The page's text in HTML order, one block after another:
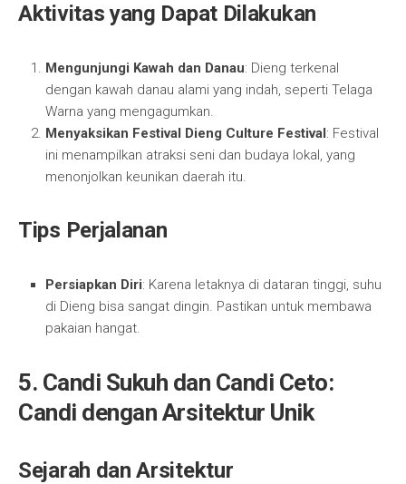
Aktivitas yang Dapat Dilakukan
Mengunjungi Kawah dan Danau: Dieng terkenal
dengan kawah danau alami yang indah, seperti Telaga
Warna yang mengagumkan.
Menyaksikan Festival Dieng Culture Festival: Festival
ini menampilkan atraksi seni dan budaya lokal, yang
menonjolkan keunikan daerah itu.
Tips Perjalanan
Persiapkan Diri: Karena letaknya di dataran tinggi, suhu
di Dieng bisa sangat dingin. Pastikan untuk membawa
pakaian hangat.
5. Candi Sukuh dan Candi Ceto:
Candi dengan Arsitektur Unik
Sejarah dan Arsitektur